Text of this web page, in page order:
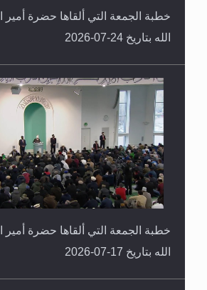
خطبة الجمعة التي ألقاها حضرة أمير
الله بتاريخ 24-07-2026
خطبة الجمعة التي ألقاها حضرة أمير
الله بتاريخ 17-07-2026